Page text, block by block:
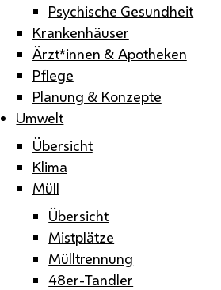
Psychische Gesundheit
Krankenhäuser
Ärzt*innen & Apotheken
Pflege
Planung & Konzepte
Umwelt
Übersicht
Klima
Müll
Übersicht
Mistplätze
Mülltrennung
48er-Tandler